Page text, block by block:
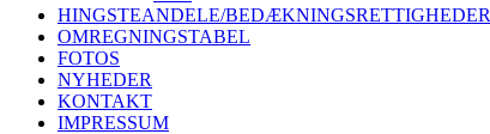
HINGSTEANDELE/BEDÆKNINGSRETTIGHEDER
OMREGNINGSTABEL
FOTOS
NYHEDER
KONTAKT
IMPRESSUM